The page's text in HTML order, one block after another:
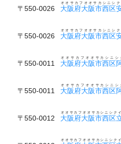
〒550-0026 大阪府大阪市西区
オオサカフオオサカシニシク
〒550-0026 大阪府大阪市西区
オオサカフオオサカシニシク
〒550-0011 大阪府大阪市西区
オオサカフオオサカシニシ
〒550-0011 大阪府大阪市西区
オオサカフオオサカシニシ
〒550-0012 大阪府大阪市西区
オオサカフオオサカシニシク
オオサカフオオサカシニシク